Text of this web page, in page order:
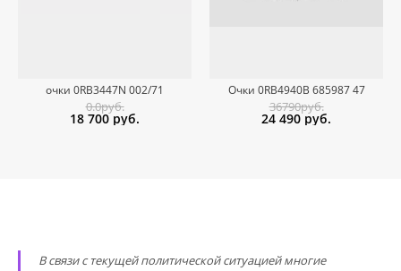
очки 0RB3447N 002/71
0.0руб.
18 700 руб.
Очки 0RB4940B 685987 47
36790руб.
24 490 руб.
В связи с текущей политической ситуацией многие